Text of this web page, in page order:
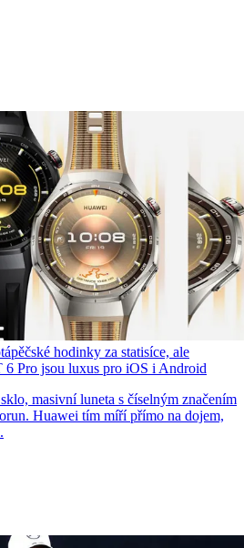
hodinky za statisíce, ale
Pro jsou luxus pro iOS i Android
masivní luneta s číselným značením
Huawei tím míří přímo na dojem,